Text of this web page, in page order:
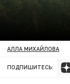
АЛЛА МИХАЙЛОВА
ПОДПИШИТЕСЬ: